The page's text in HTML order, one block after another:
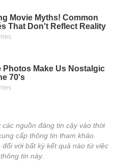
nguồn đáng tin cậy vào thời
cấp thông tin tham khảo.
với bất kỳ kết quả nào từ việc
tin này.